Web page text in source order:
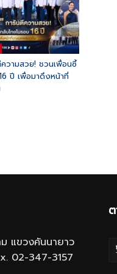
ความสวย! ชวนเพื่อนซี้
ปี เพื่อมาดึงหน้าที่
แขวงคันนายาว
02-347-3157